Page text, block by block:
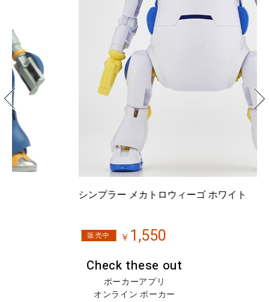
シンプラー メカトロウィーゴ ホワイト
1,550
Check these out
ポーカーアプリ
オンライン ポーカー